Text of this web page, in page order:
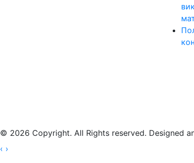
© 2026 Copyright. All Rights reserved. Designed
‹ ›